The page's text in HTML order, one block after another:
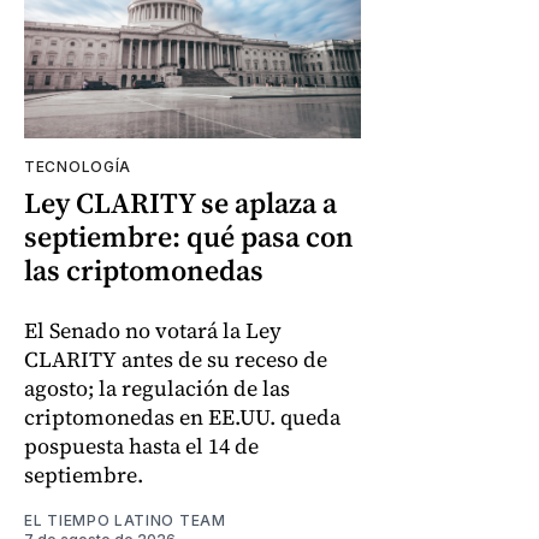
TECNOLOGÍA
Ley CLARITY se aplaza a
septiembre: qué pasa con
las criptomonedas
El Senado no votará la Ley
CLARITY antes de su receso de
agosto; la regulación de las
criptomonedas en EE.UU. queda
pospuesta hasta el 14 de
septiembre.
EL TIEMPO LATINO TEAM